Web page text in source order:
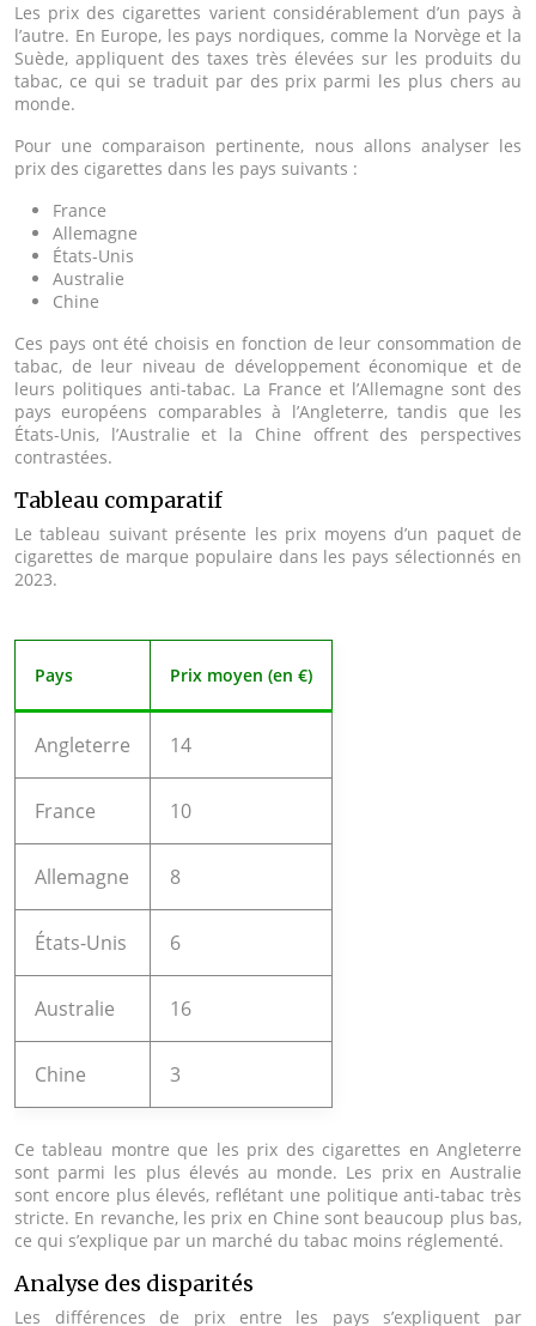
Les prix des cigarettes varient considérablement d’un pays à
l’autre. En Europe, les pays nordiques, comme la Norvège et la
Suède, appliquent des taxes très élevées sur les produits du
tabac, ce qui se traduit par des prix parmi les plus chers au
monde.
Pour une comparaison pertinente, nous allons analyser les
prix des cigarettes dans les pays suivants :
France
Allemagne
États-Unis
Australie
Chine
Ces pays ont été choisis en fonction de leur consommation de
tabac, de leur niveau de développement économique et de
leurs politiques anti-tabac. La France et l’Allemagne sont des
pays européens comparables à l’Angleterre, tandis que les
États-Unis, l’Australie et la Chine offrent des perspectives
contrastées.
Tableau comparatif
Le tableau suivant présente les prix moyens d’un paquet de
cigarettes de marque populaire dans les pays sélectionnés en
2023.
Pays Prix moyen (en €)
Angleterre 14
France 10
Allemagne 8
États-Unis 6
Australie 16
Chine 3
Ce tableau montre que les prix des cigarettes en Angleterre
sont parmi les plus élevés au monde. Les prix en Australie
sont encore plus élevés, reflétant une politique anti-tabac très
stricte. En revanche, les prix en Chine sont beaucoup plus bas,
ce qui s’explique par un marché du tabac moins réglementé.
Analyse des disparités
Les différences de prix entre les pays s’expliquent par